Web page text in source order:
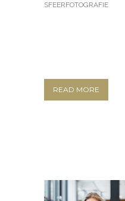
SFEERFOTOGRAFIE
READ MORE